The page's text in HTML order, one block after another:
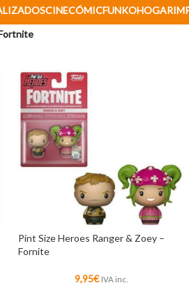
CINECÓMICFUNKOHOGAR
Pint Size Heroes Ranger & Zoey –
Fornite
9,95€ IVA inc.